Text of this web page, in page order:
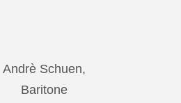
Andrè Schuen,
Baritone